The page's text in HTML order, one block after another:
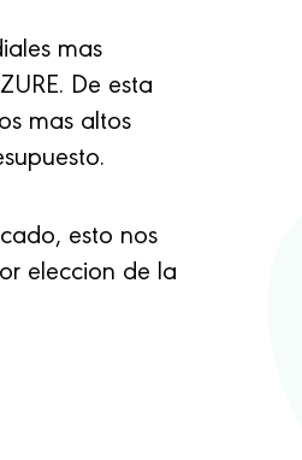
mas
De esta
mas altos
esto nos
eleccion de la